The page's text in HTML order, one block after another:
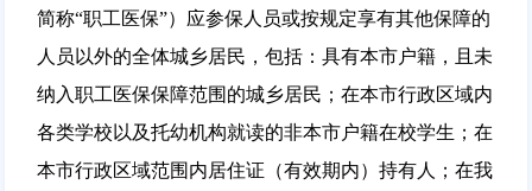
简称“职工医保”）应参保人员或按规定享有其他保障的
人员以外的全体城乡居民，包括：具有本市户籍，且未
纳入职工医保保障范围的城乡居民；在本市行政区域内
各类学校以及托幼机构就读的非本市户籍在校学生；在
本市行政区域范围内居住证（有效期内）持有人；在我